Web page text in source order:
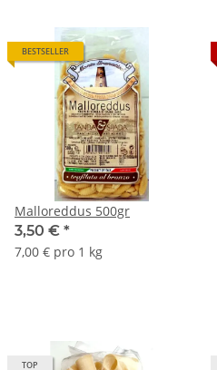
BESTSELLER
Malloreddus 500gr
3,50 € *
7,00 € pro 1 kg
TOP